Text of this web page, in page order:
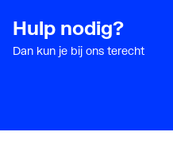
Hulp nodig?
Dan kun je bij ons terecht